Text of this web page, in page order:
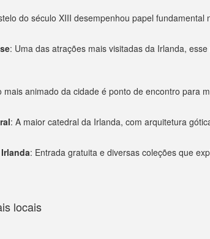
do século XIII desempenhou papel
: Uma das atrações mais visitadas da Irlanda,
mais animado da cidade é ponto de encontro para
: A maior catedral da Irlanda, com arquitetura
: Entrada gratuita e diversas coleções que
locais